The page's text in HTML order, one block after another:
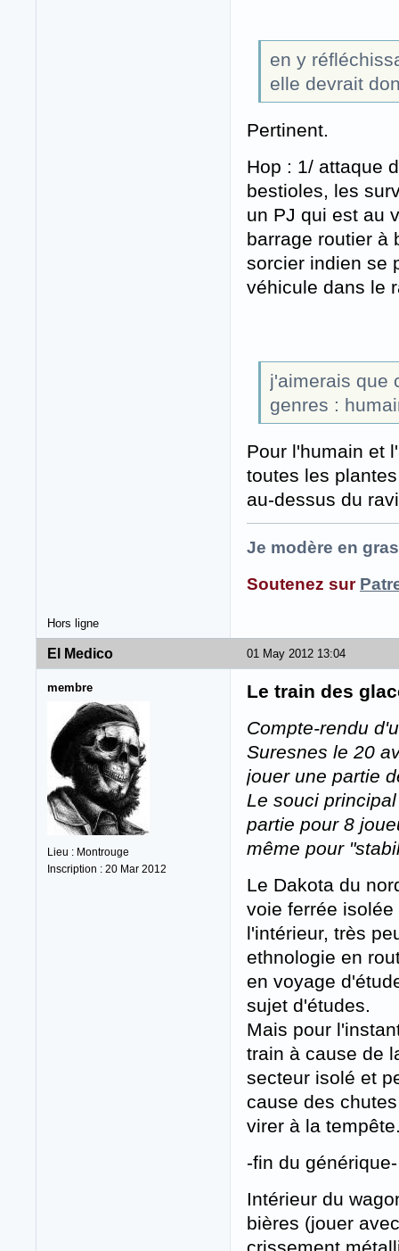
en y
elle devrait
Pertinent.
Hop : 1/ attaque
bestioles, les
un PJ qui est au
barrage routier à
sorcier indien se
véhicule dans le
j'aimerais que
genres :
Pour l'humain et
toutes les
au-dessus du
Je modère en
Soutenez sur
Hors ligne
01 May 2012 13:04
El Medico
membre
Lieu : Montrouge
Inscription : 20 Mar 2012
Le train des
Compte-rendu
Suresnes le 20
jouer une partie
Le souci
partie pour 8
même pour
Le Dakota du
voie ferrée
l'intérieur, très
ethnologie en
en voyage
sujet d'études.
Mais pour
train à cause de
secteur isolé et
cause des
virer à la
-fin du générique-
Intérieur du
bières (jouer